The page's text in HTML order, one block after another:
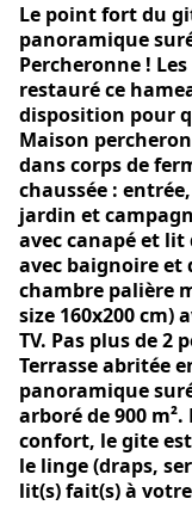
Le point fort du
panoramique
Percheronne !
restauré ce
disposition pour
Maison
dans corps de
chaussée :
jardin et
avec canapé et lit
avec baignoire et
chambre palière
size 160x200 cm)
TV. Pas plus de 2
Terrasse abritée
panoramique
arboré de 900
confort, le gite
le linge (draps,
lit(s) fait(s) à